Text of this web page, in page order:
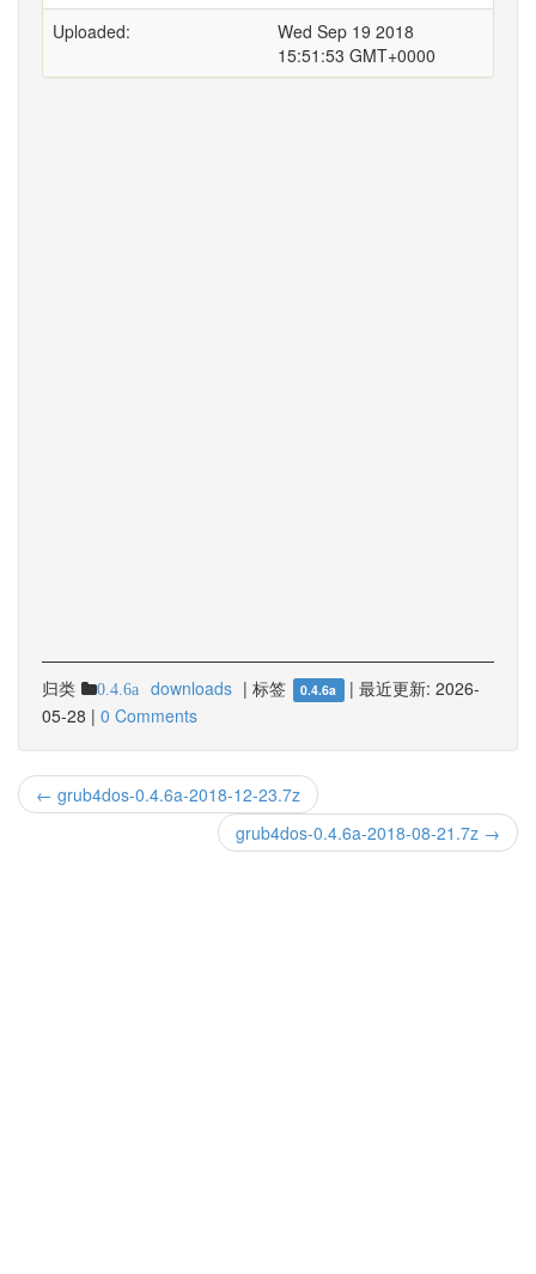
Uploaded:
Wed Sep 19 2018
15:51:53 GMT+0000
归类 0.4.6a downloads | 标签 0.4.6a | 最近更新: 2026-
05-28 | 0 Comments
← grub4dos-0.4.6a-2018-12-23.7z
grub4dos-0.4.6a-2018-08-21.7z →